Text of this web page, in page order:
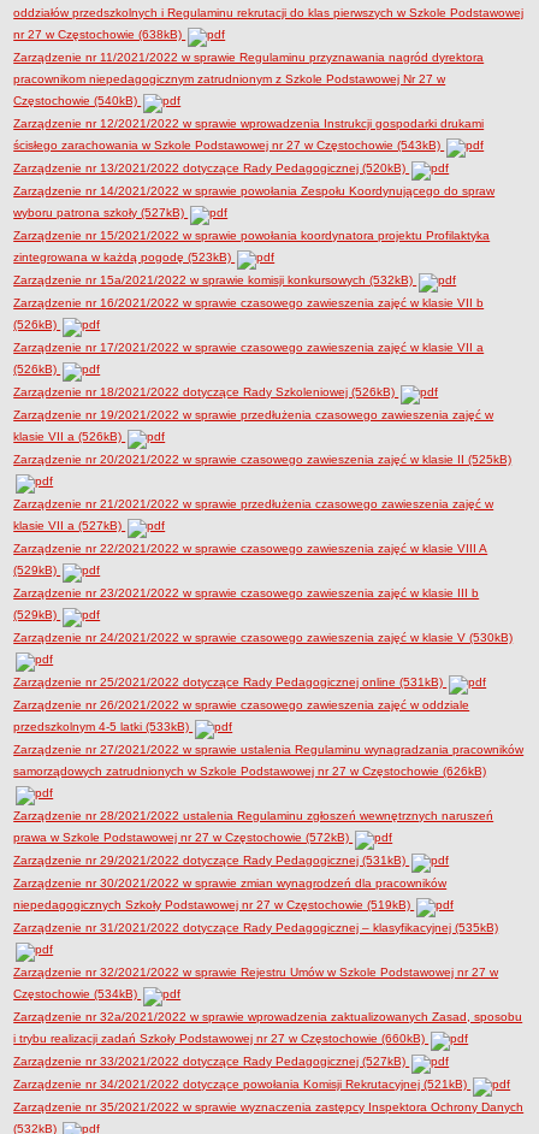
Rejestry, ewidencje, archiwa
Sprawozdania
Deklaracja dostępności
PORADNIE PSYCHOLOGICZNO-PEDAGOGICZNE
Zespół Poradni
BIURO FINANSÓW OŚWIATY
Dane podstawowe
Statut
Majątek
Godziny dyżurów
Ogłoszenia
Zarządzenia
Rejestry, ewidencje, archiwa
Kontrole
PONOWNE WYKORZYSTYWANIE
Sprawozdania
Deklaracja dostępności
DEKLARACJA DOSTĘPNOŚCI
OŚWIADCZENIA MAJĄTKOWE
PONOWNE WYKORZYSTYWANIE
UDOSTĘPNIANIE INFORMACJI PUBLICZNEJ
OCHRONA DANYCH OSOBOWYCH
oddziałów przedszkolnych i Regulaminu rekrutacji do klas pierwszych w Szkole Podstawowej
nr 27 w Częstochowie (638kB)
Zarządzenie nr 11/2021/2022 w sprawie Regulaminu przyznawania nagród dyrektora
pracownikom niepedagogicznym zatrudnionym z Szkole Podstawowej Nr 27 w
Częstochowie (540kB)
Zarządzenie nr 12/2021/2022 w sprawie wprowadzenia Instrukcji gospodarki drukami
ścisłego zarachowania w Szkole Podstawowej nr 27 w Częstochowie (543kB)
Zarządzenie nr 13/2021/2022 dotyczące Rady Pedagogicznej (520kB)
Zarządzenie nr 14/2021/2022 w sprawie powołania Zespołu Koordynującego do spraw
wyboru patrona szkoły (527kB)
Zarządzenie nr 15/2021/2022 w sprawie powołania koordynatora projektu Profilaktyka
zintegrowana w każdą pogodę (523kB)
Zarządzenie nr 15a/2021/2022 w sprawie komisji konkursowych (532kB)
Zarządzenie nr 16/2021/2022 w sprawie czasowego zawieszenia zajęć w klasie VII b
(526kB)
Zarządzenie nr 17/2021/2022 w sprawie czasowego zawieszenia zajęć w klasie VII a
(526kB)
Zarządzenie nr 18/2021/2022 dotyczące Rady Szkoleniowej (526kB)
Zarządzenie nr 19/2021/2022 w sprawie przedłużenia czasowego zawieszenia zajęć w
klasie VII a (526kB)
Zarządzenie nr 20/2021/2022 w sprawie czasowego zawieszenia zajęć w klasie II (525kB)
Zarządzenie nr 21/2021/2022 w sprawie przedłużenia czasowego zawieszenia zajęć w
klasie VII a (527kB)
Zarządzenie nr 22/2021/2022 w sprawie czasowego zawieszenia zajęć w klasie VIII A
(529kB)
Zarządzenie nr 23/2021/2022 w sprawie czasowego zawieszenia zajęć w klasie III b
(529kB)
Zarządzenie nr 24/2021/2022 w sprawie czasowego zawieszenia zajęć w klasie V (530kB)
Zarządzenie nr 25/2021/2022 dotyczące Rady Pedagogicznej online (531kB)
Zarządzenie nr 26/2021/2022 w sprawie czasowego zawieszenia zajęć w oddziale
przedszkolnym 4-5 latki (533kB)
Zarządzenie nr 27/2021/2022 w sprawie ustalenia Regulaminu wynagradzania pracowników
samorządowych zatrudnionych w Szkole Podstawowej nr 27 w Częstochowie (626kB)
Zarządzenie nr 28/2021/2022 ustalenia Regulaminu zgłoszeń wewnętrznych naruszeń
prawa w Szkole Podstawowej nr 27 w Częstochowie (572kB)
Zarządzenie nr 29/2021/2022 dotyczące Rady Pedagogicznej (531kB)
Zarządzenie nr 30/2021/2022 w sprawie zmian wynagrodzeń dla pracowników
niepedagogicznych Szkoły Podstawowej nr 27 w Częstochowie (519kB)
Zarządzenie nr 31/2021/2022 dotyczące Rady Pedagogicznej – klasyfikacyjnej (535kB)
Zarządzenie nr 32/2021/2022 w sprawie Rejestru Umów w Szkole Podstawowej nr 27 w
Częstochowie (534kB)
Zarządzenie nr 32a/2021/2022 w sprawie wprowadzenia zaktualizowanych Zasad, sposobu
i trybu realizacji zadań Szkoły Podstawowej nr 27 w Częstochowie (660kB)
Zarządzenie nr 33/2021/2022 dotyczące Rady Pedagogicznej (527kB)
Zarządzenie nr 34/2021/2022 dotyczące powołania Komisji Rekrutacyjnej (521kB)
Zarządzenie nr 35/2021/2022 w sprawie wyznaczenia zastępcy Inspektora Ochrony Danych
(532kB)